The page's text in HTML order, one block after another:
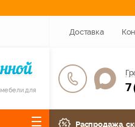
Доставка
для
7
Распродажа,